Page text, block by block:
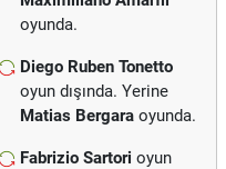
oyunda.
Diego Ruben Tonetto
oyun dışında. Yerine
Matias Bergara oyunda.
Fabrizio Sartori oyun